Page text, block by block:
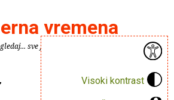
Visoki kontrast
vremena
sve je puno knjiga.